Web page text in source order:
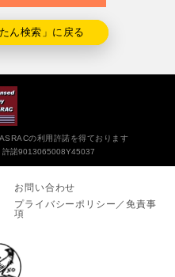
ん検索」に戻る
の利用許諾を得ております
許諾9013065008Y45037
お問い合わせ
プライバシーポリシー／免責事
項